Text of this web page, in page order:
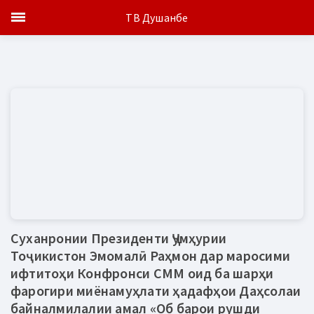
Суханронии Президенти Ҷумҳурии
Тоҷикистон Эмомалӣ Раҳмон дар маросими
ифтитоҳи Конфронси СММ оид ба шарҳи
фарогири миёнамуҳлати ҳадафҳои Даҳсолаи
байналмилалии амал «Об барои рушди
ТВ Душанбе